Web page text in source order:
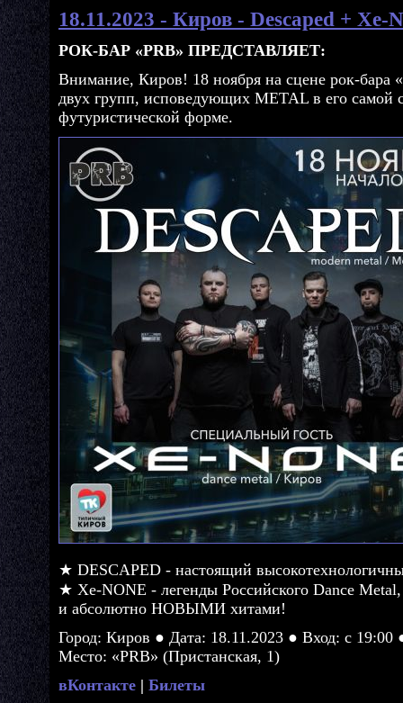
18.11.2023 - Киров - Descaped + Xe-
РОК-БАР «PRB» ПРЕДСТАВЛЯЕТ:
Внимание, Киров! 18 ноября на сцене рок-бара
двух групп, исповедующих METAL в его самой
футуристической форме.
★ DESCAPED - настоящий
★ Xe-NONE - легенды Российского Dance
и абсолютно НОВЫМИ хитами!
Город: Киров ● Дата: 18.11.2023 ● Вход: с 19:00
Место: «PRB» (Пристанская, 1)
вКонтакте | Билеты